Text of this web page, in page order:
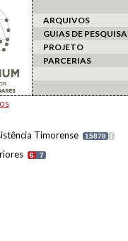
ARQUIVOS
GUIAS DE PESQUISA
PROJETO
PARCERIAS
Timorense 15878 I
6 7